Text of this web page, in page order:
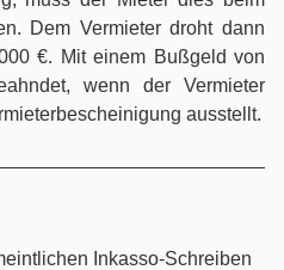
Dem Vermieter droht dann
€. Mit einem Bußgeld von
wenn der Vermieter
ausstellt.
Inkasso-Schreiben